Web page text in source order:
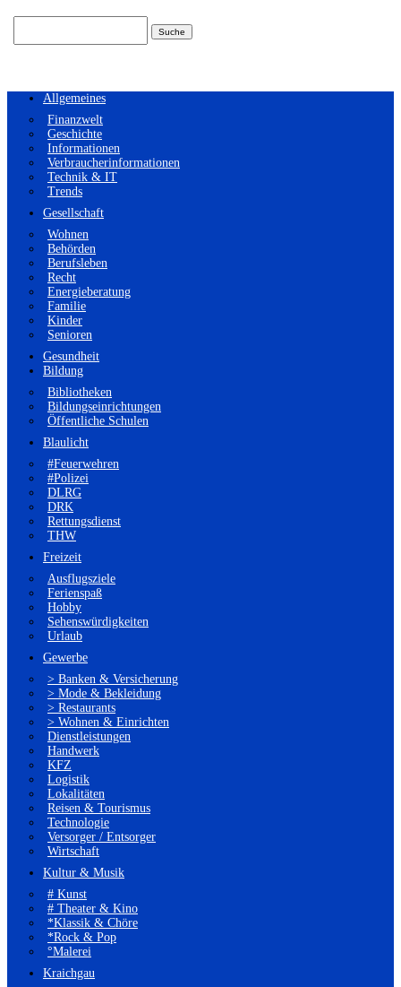
Allgemeines
Finanzwelt
Geschichte
Informationen
Verbraucherinformationen
Technik & IT
Trends
Gesellschaft
Wohnen
Behörden
Berufsleben
Recht
Energieberatung
Familie
Kinder
Senioren
Gesundheit
Bildung
Bibliotheken
Bildungseinrichtungen
Öffentliche Schulen
Blaulicht
#Feuerwehren
#Polizei
DLRG
DRK
Rettungsdienst
THW
Freizeit
Ausflugsziele
Ferienspaß
Hobby
Sehenswürdigkeiten
Urlaub
Gewerbe
> Banken & Versicherung
> Mode & Bekleidung
> Restaurants
> Wohnen & Einrichten
Dienstleistungen
Handwerk
KFZ
Logistik
Lokalitäten
Reisen & Tourismus
Technologie
Versorger / Entsorger
Wirtschaft
Kultur & Musik
# Kunst
# Theater & Kino
*Klassik & Chöre
*Rock & Pop
°Malerei
Kraichgau